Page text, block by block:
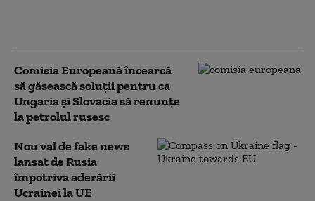
Comisia Europeană încearcă
să găsească soluții pentru ca
Ungaria și Slovacia să renunțe
la petrolul rusesc
Nou val de fake news
lansat de Rusia
împotriva aderării
Ucrainei la UE